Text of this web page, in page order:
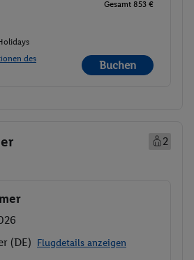
Gesamt 853 €
des
Buchen
2
(DE) Flugdetails anzeigen